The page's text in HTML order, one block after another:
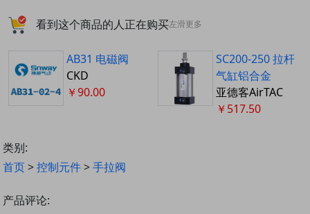
看到这个商品的人正在购买左滑更多
AB31 电磁阀
CKD
￥90.00
SC200-250 拉杆
气缸铝合金
亚德客AirTAC
￥517.50
类别:
首页>控制元件>手拉阀
产品评论: